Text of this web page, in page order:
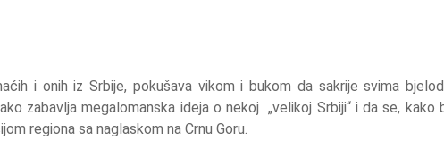
i onih iz Srbije, pokušava vikom i bukom da sakrije svima
zabavlja megalomanska ideja o nekoj „velikoj Srbiji“ i da se, kako
regiona sa naglaskom na Crnu Goru.